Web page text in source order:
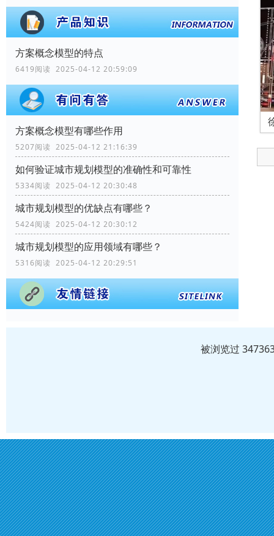
方案概念模型的特点
6419阅读 2025-04-12 20:59:09
方案概念模型有哪些作用
5207阅读 2025-04-12 21:16:39
如何验证城市规划模型的准确性和可靠性
5334阅读 2025-04-12 20:30:48
城市规划模型的优缺点有哪些？
5424阅读 2025-04-12 20:30:12
城市规划模型的应用领域有哪些？
5316阅读 2025-04-12 20:29:51
被浏览过